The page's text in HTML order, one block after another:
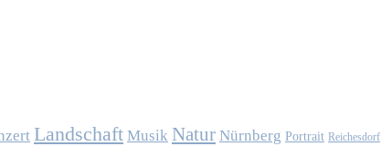
Landschaft Musik Natur Nürnberg Portrait Reichesdorf